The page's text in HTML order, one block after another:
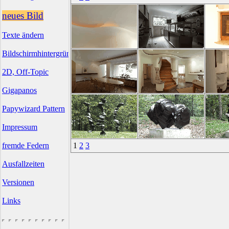
neues Bild
Texte ändern
Bildschirmhintergründe
2D, Off-Topic
Gigapanos
Papywizard Pattern
Impressum
fremde Federn
Ausfallzeiten
Versionen
Links
1 2 3